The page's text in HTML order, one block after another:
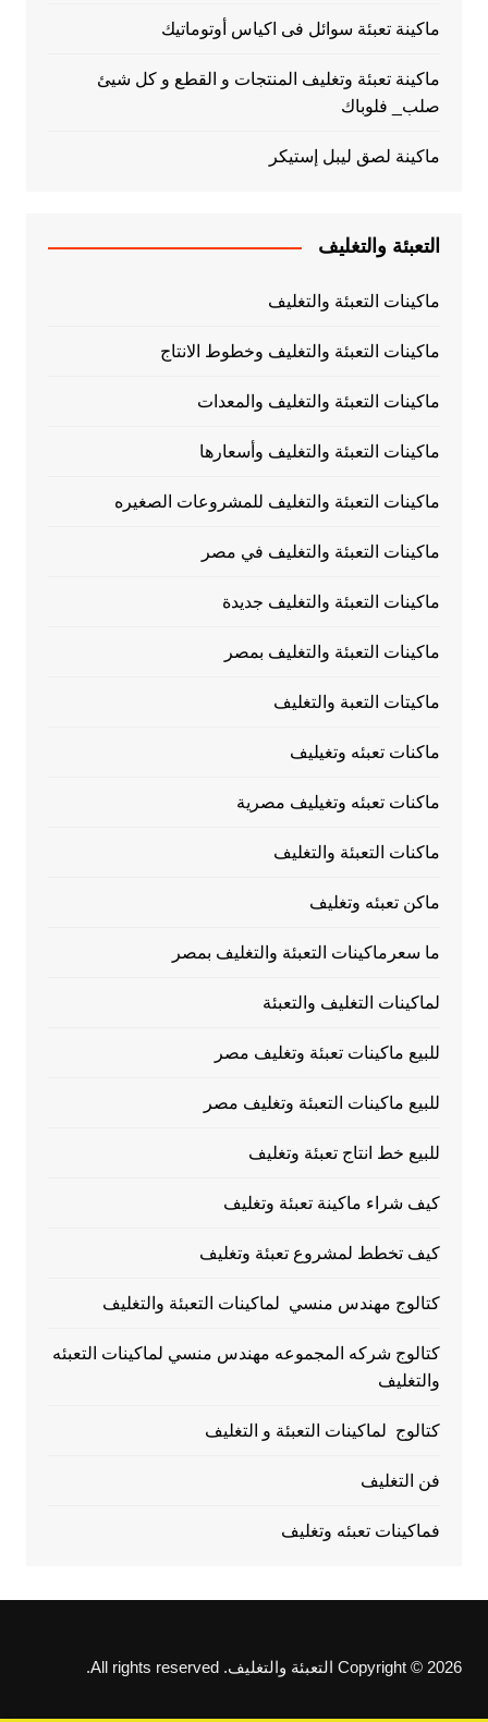
ماكينة تعبئة سوائل فى اكياس أوتوماتيك
ماكينة تعبئة وتغليف المنتجات و القطع و كل شيئ
صلب_ فلوباك
ماكينة لصق ليبل إستيكر
التعبئة والتغليف
ماكينات التعبئة والتغليف
ماكينات التعبئة والتغليف وخطوط الانتاج
ماكينات التعبئة والتغليف والمعدات
ماكينات التعبئة والتغليف وأسعارها
ماكينات التعبئة والتغليف للمشروعات الصغيره
ماكينات التعبئة والتغليف في مصر
ماكينات التعبئة والتغليف جديدة
ماكينات التعبئة والتغليف بمصر
ماكيتات التعبة والتغليف
ماكنات تعبئه وتغيليف
ماكنات تعبئه وتغيليف مصرية
ماكنات التعبئة والتغليف
ماكن تعبئه وتغليف
ما سعرماكينات التعبئة والتغليف بمصر
لماكينات التغليف والتعبئة
للبيع ماكينات تعبئة وتغليف مصر
للبيع ماكينات التعبئة وتغليف مصر
للبيع خط انتاج تعبئة وتغليف
كيف شراء ماكينة تعبئة وتغليف
كيف تخطط لمشروع تعبئة وتغليف
كتالوج مهندس منسي لماكينات التعبئة والتغليف
كتالوج شركه المجموعه مهندس منسي لماكينات التعبئه
والتغليف
كتالوج لماكينات التعبئة و التغليف
فن التغليف
فماكينات تعبئه وتغليف
Copyright © 2026 التعبئة والتغليف. All rights reserved.